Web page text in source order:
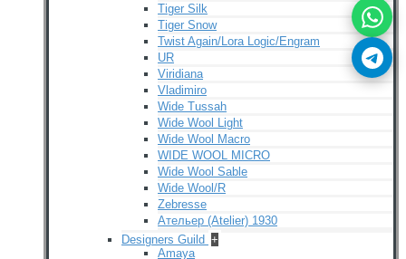
Tiger Silk
Tiger Snow
Twist Again/Lora Logic/Engram
UR
Viridiana
Vladimiro
Wide Tussah
Wide Wool Light
Wide Wool Macro
WIDE WOOL MICRO
Wide Wool Sable
Wide Wool/R
Zebresse
Ательер (Atelier) 1930
Designers Guild +
Amaya